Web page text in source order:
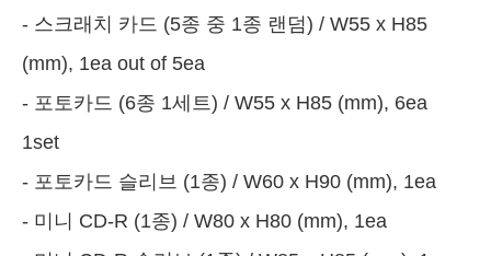
- 스크래치 카드 (5종 중 1종 랜덤) / W55 x H85
(mm), 1ea out of 5ea
- 포토카드 (6종 1세트) / W55 x H85 (mm), 6ea
1set
- 포토카드 슬리브 (1종) / W60 x H90 (mm), 1ea
- 미니 CD-R (1종) / W80 x H80 (mm), 1ea